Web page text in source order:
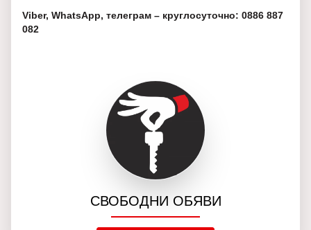
Viber, WhatsApp, телеграм – круглосуточно: 0886 887
082
СВОБОДНИ ОБЯВИ